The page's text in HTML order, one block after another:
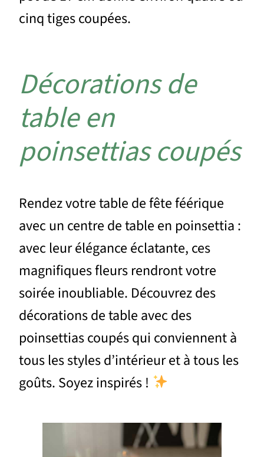
cinq tiges coupées.
Décorations de
table en
poinsettias coupés
Rendez votre table de fête féérique
avec un centre de table en poinsettia :
avec leur élégance éclatante, ces
magnifiques fleurs rendront votre
soirée inoubliable. Découvrez des
décorations de table avec des
poinsettias coupés qui conviennent à
tous les styles d’intérieur et à tous les
goûts. Soyez inspirés !